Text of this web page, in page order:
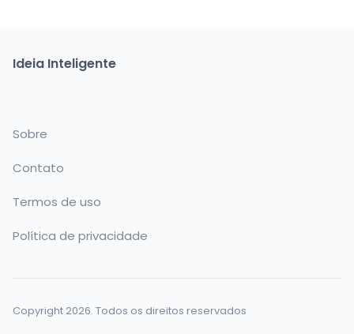
Ideia Inteligente
Sobre
Contato
Termos de uso
Política de privacidade
Copyright 2026. Todos os direitos reservados